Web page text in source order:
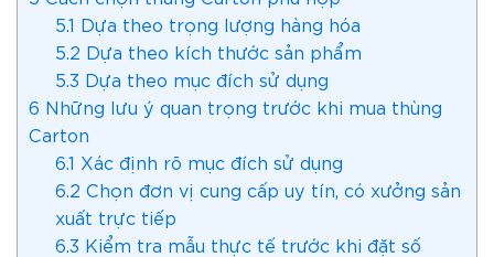
5.1 Dựa theo trọng lượng hàng hóa
5.2 Dựa theo kích thước sản phẩm
5.3 Dựa theo mục đích sử dụng
6 Những lưu ý quan trọng trước khi mua thùng
Carton
6.1 Xác định rõ mục đích sử dụng
6.2 Chọn đơn vị cung cấp uy tín, có xưởng sản
xuất trực tiếp
6.3 Kiểm tra mẫu thực tế trước khi đặt số